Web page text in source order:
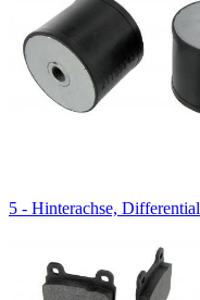
5 - Hinterachse, Differential